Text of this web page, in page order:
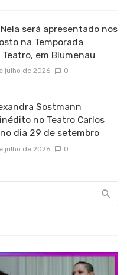
será apresentado nos
na Temporada
em Blumenau
julho de 2026 0
Sostmann
no Teatro Carlos
dia 29 de setembro
julho de 2026 0